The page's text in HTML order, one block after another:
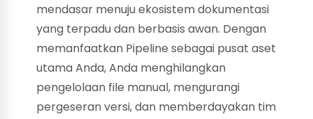
mendasar menuju ekosistem dokumentasi
yang terpadu dan berbasis awan. Dengan
memanfaatkan Pipeline sebagai pusat aset
utama Anda, Anda menghilangkan
pengelolaan file manual, mengurangi
pergeseran versi, dan memberdayakan tim